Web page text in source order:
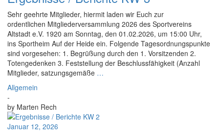
Sehr geehrte Mitglieder, hiermit laden wir Euch zur
ordentlichen Mitgliederversammlung 2026 des Sportvereins
Altstadt e.V. 1920 am Sonntag, den 01.02.2026, um 15:00 Uhr,
ins Sportheim Auf der Heide ein. Folgende Tagesordnungspunkte
sind vorgesehen: 1. Begrüßung durch den 1. Vorsitzenden 2.
Totengedenken 3. Feststellung der Beschlussfähigkeit (Anzahl
Mitglieder, satzungsgemäße …
Allgemein
-
by Marten Rech
Januar 12, 2026